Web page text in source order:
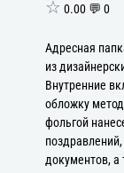
☆ 0.00 💬 0
Адресная
из
Внутренние
обложку
фольгой
документов, а